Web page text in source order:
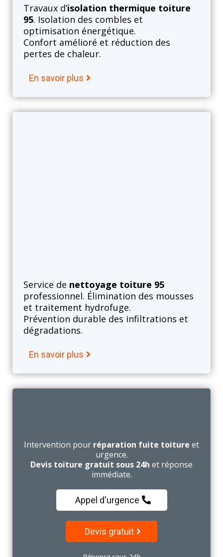
Travaux d’isolation thermique toiture
95. Isolation des combles et
optimisation énergétique.
Confort amélioré et réduction des
pertes de chaleur.
En savoir plus
Service de nettoyage toiture 95
professionnel. Élimination des mousses
et traitement hydrofuge.
Prévention durable des infiltrations et
dégradations.
En savoir plus
Intervention pour réparation fuite toiture et
urgence.
Devis toiture gratuit sous 24h et réponse
immédiate.
Appel d'urgence
Devis gratuit